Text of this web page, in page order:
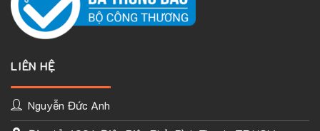
LIÊN HỆ
Nguyễn Đức Anh